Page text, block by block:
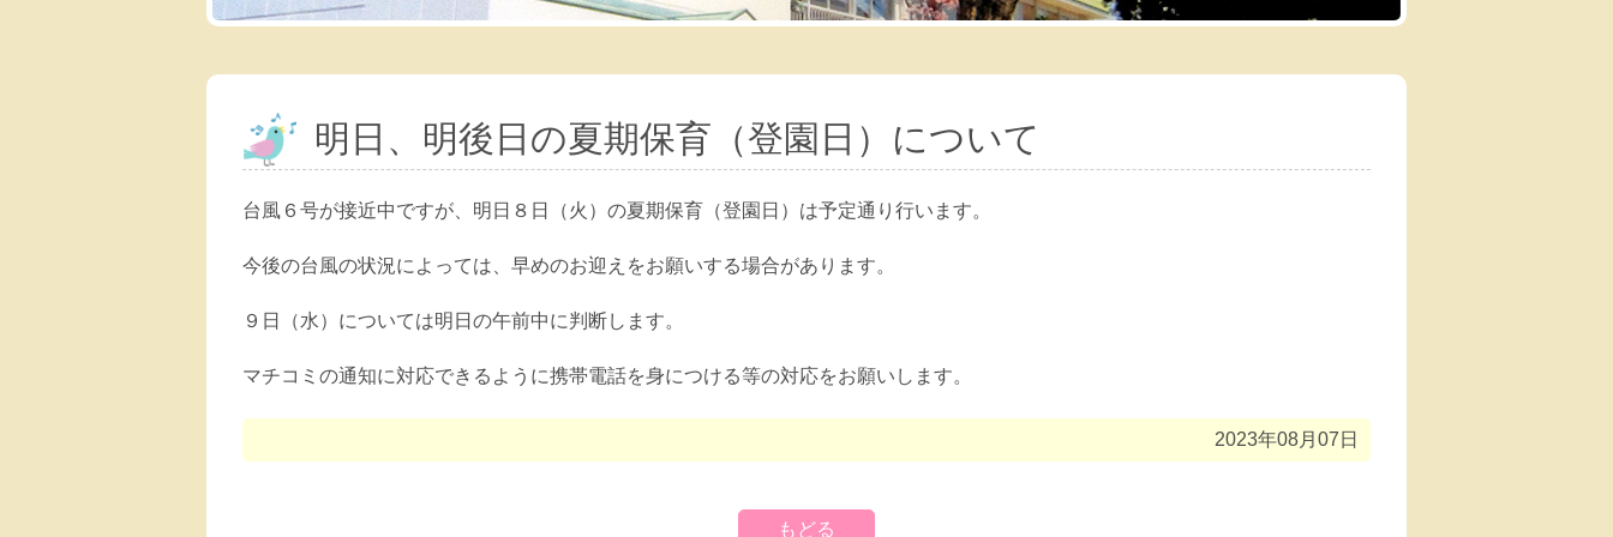
明日、明後日の夏期保育（登園日）について
台風６号が接近中ですが、明日８日（火）の夏期保育（登園日）は予定通り行います。
今後の台風の状況によっては、早めのお迎えをお願いする場合があります。
９日（水）については明日の午前中に判断します。
マチコミの通知に対応できるように携帯電話を身につける等の対応をお願いします。
2023年08月07日
もどる